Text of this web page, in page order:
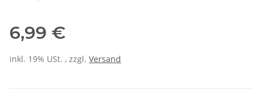
6,99 €
inkl. 19% USt. , zzgl. Versand